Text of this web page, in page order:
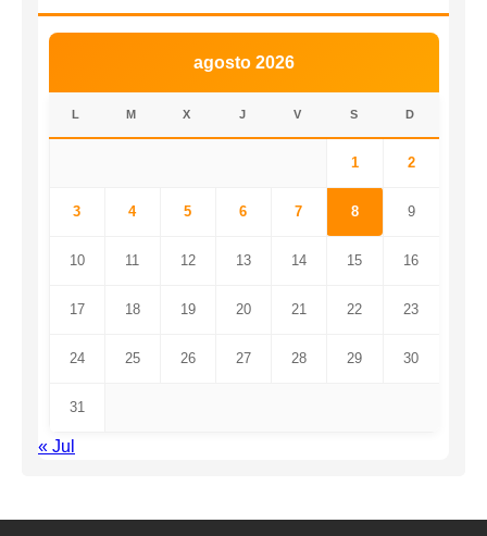
agosto 2026
L M X J V S D
1 2
3 4 5 6 7 8 9
10 11 12 13 14 15 16
17 18 19 20 21 22 23
24 25 26 27 28 29 30
31
« Jul